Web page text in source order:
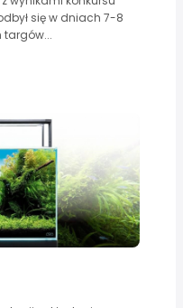
się w dniach 7-8
targów...